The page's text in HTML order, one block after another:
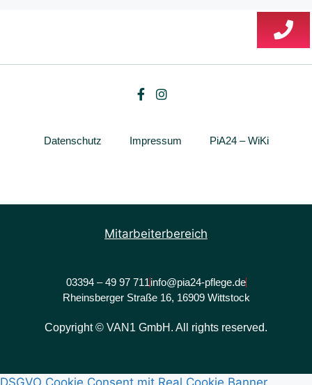
Datenschutz Impressum PiA24 – WiKi
Copyright © VAN1 GmbH. All rights reserved.
03394 – 49 97 711info@pia24-pflege.de
Rheinsberger Straße 16, 16909 Wittstock
Mitarbeiterbereich
DSGVO Cookie Consent mit Real Cookie Banner